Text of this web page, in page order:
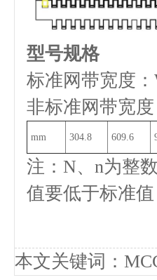
型号规格
标准网带宽度
非标准网带宽
mm 304.8 609.6
注：N、n为整
值要低于标准值
本文关键词：